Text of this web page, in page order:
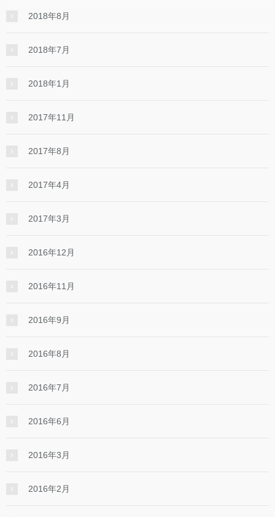
2018年8月
2018年7月
2018年1月
2017年11月
2017年8月
2017年4月
2017年3月
2016年12月
2016年11月
2016年9月
2016年8月
2016年7月
2016年6月
2016年3月
2016年2月